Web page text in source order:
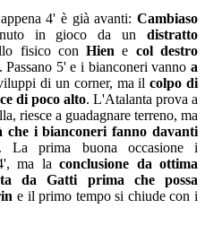
4' è già avanti: Cambiaso
in gioco da un distratto
fisico conHien e col destro
. Passano 5' e i bianconeri vannoa
di un corner, ma ilcolpo di
di poco alto. L'Atalanta prova a
riesce a guadagnare terreno, ma
che i bianconeri fanno davanti
La prima buona occasione i
ma la conclusione da ottima
da Gatti prima che possa
e il primo tempo si chiude con i